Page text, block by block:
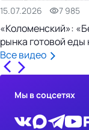
15.07.2026 7 985
«Коломенский»:
рынка готовой еды
Все видео
Мы в соцсетях